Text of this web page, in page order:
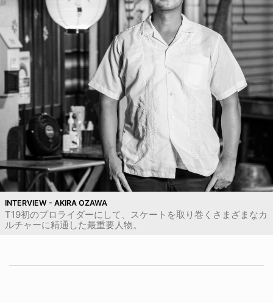
INTERVIEW - AKIRA OZAWA
T19初のプロライダーにして、スケートを取り巻くさまざまなカ
ルチャーに精通した最重要人物。